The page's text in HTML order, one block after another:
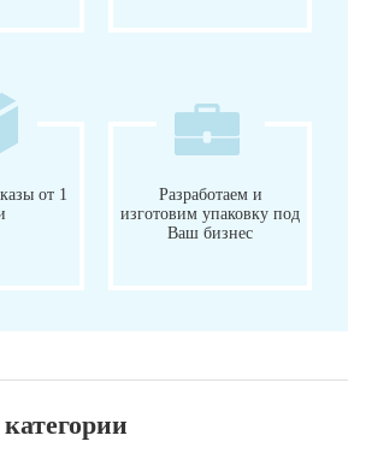
от 1
Разработаем и
изготовим упаковку под
Ваш бизнес